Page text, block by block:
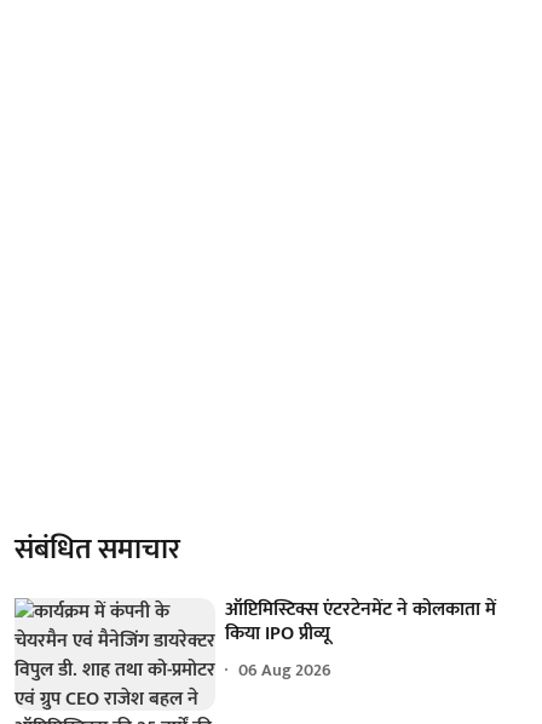
संबंधित समाचार
ऑप्टिमिस्टिक्स एंटरटेनमेंट ने कोलकाता में
किया IPO प्रीव्यू
06 Aug 2026